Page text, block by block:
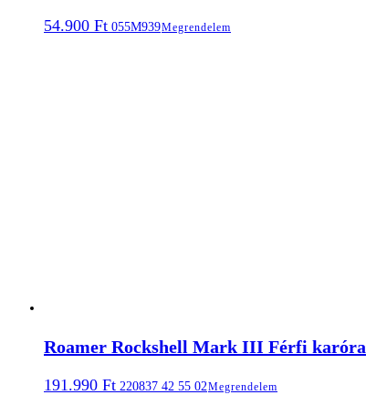
54.900 Ft 055M939Megrendelem
Roamer Rockshell Mark III Férfi karóra
191.990 Ft 220837 42 55 02Megrendelem